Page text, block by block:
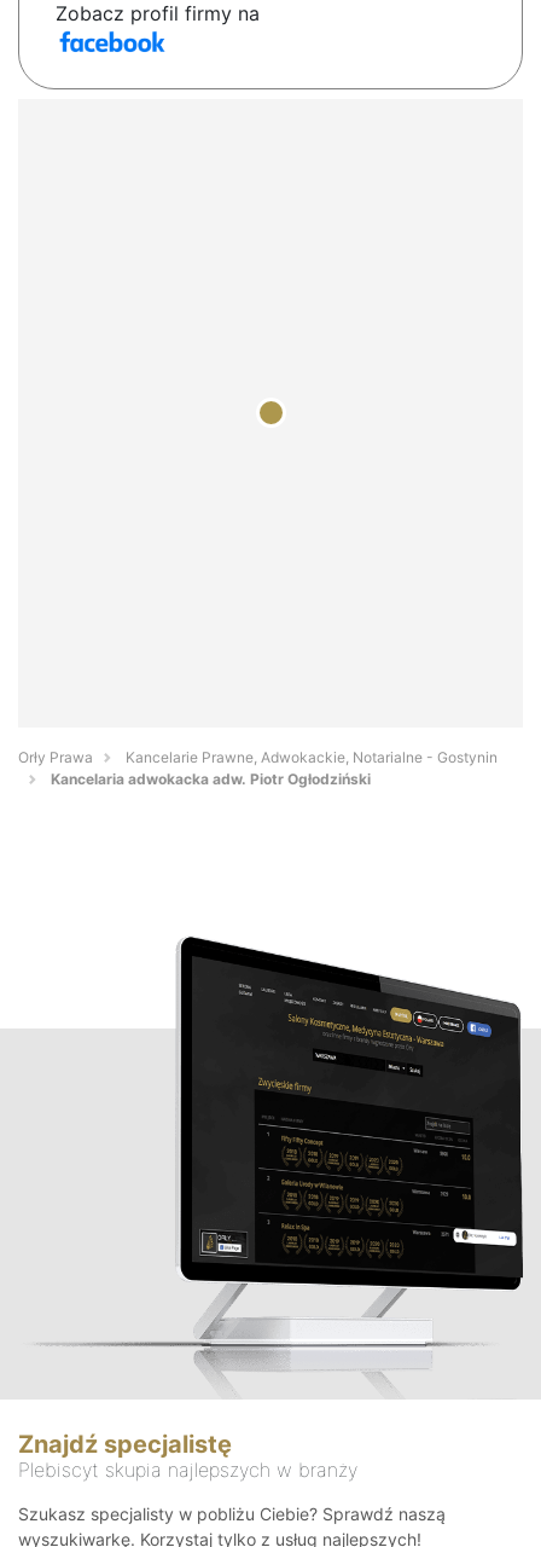
Zobacz profil firmy na
Orły Prawa
Kancelarie Prawne, Adwokackie, Notarialne - Gostynin
Kancelaria adwokacka adw. Piotr Ogłodziński
Znajdź specjalistę
Plebiscyt skupia najlepszych w branży
Szukasz specjalisty w pobliżu Ciebie? Sprawdź naszą
wyszukiwarkę. Korzystaj tylko z usług najlepszych!